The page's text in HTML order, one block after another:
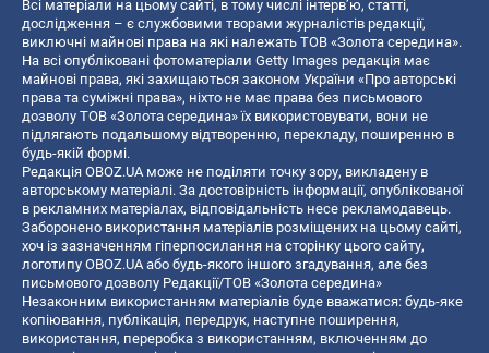
Всі матеріали на цьому сайті, в тому числі інтерв’ю, статті,
дослідження – є службовими творами журналістів редакції,
виключні майнові права на які належать ТОВ «Золота середина».
На всі опубліковані фотоматеріали Getty Images редакція має
майнові права, які захищаються законом України «Про авторські
права та суміжні права», ніхто не має права без письмового
дозволу ТОВ «Золота середина» їх використовувати, вони не
підлягають подальшому відтворенню, перекладу, поширенню в
будь-якій формі.
Редакція OBOZ.UA може не поділяти точку зору, викладену в
авторському матеріалі. За достовірність інформації, опублікованої
в рекламних матеріалах, відповідальність несе рекламодавець.
Заборонено використання матеріалів розміщених на цьому сайті,
хоч із зазначенням гіперпосилання на сторінку цього сайту,
логотипу OBOZ.UA або будь-якого іншого згадування, але без
письмового дозволу Редакції/ТОВ «Золота середина»
Незаконним використанням матеріалів буде вважатися: будь-яке
копiювання, публiкацiя, передрук, наступне поширення,
використання, переробка з використанням, включенням до